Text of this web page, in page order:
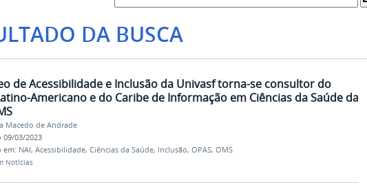
DA BUSCA
de Acessibilidade e Inclusão da Univasf torna-se consultor do
Americano e do Caribe de Informação em Ciências da Saúde da
Macedo de Andrade
09/03/2023
em: NAI, Acessibilidade, Ciências da Saúde, Inclusão, OPAS, OMS
Notícias